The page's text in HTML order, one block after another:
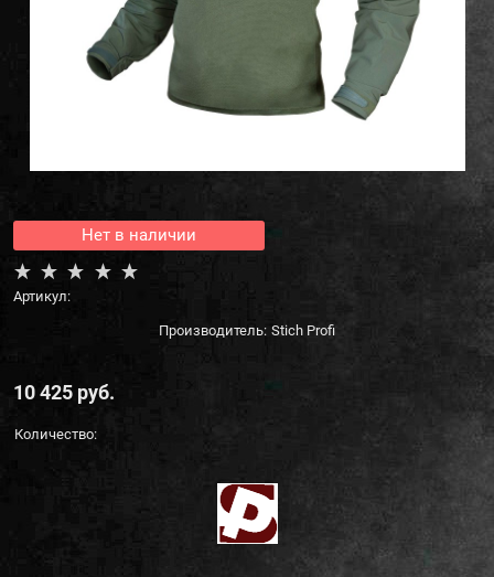
Нет в наличии
Артикул:
Производитель: Stich Profi
10 425 руб.
Количество: